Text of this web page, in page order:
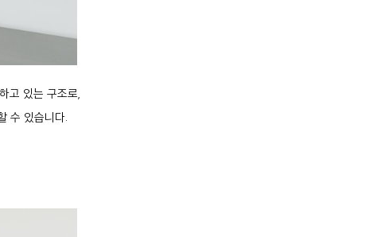
고 있는 구조로,
수 있습니다.